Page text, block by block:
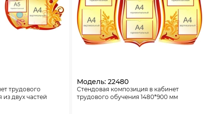
трудового
двух частей
Модель: 22480
Стендовая композиция в кабинет
трудового обучения 1480*900 мм